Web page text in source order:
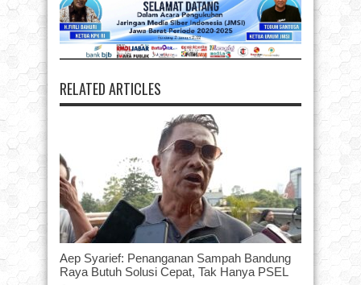
RELATED ARTICLES
Aep Syarief: Penanganan Sampah Bandung
Raya Butuh Solusi Cepat, Tak Hanya PSEL